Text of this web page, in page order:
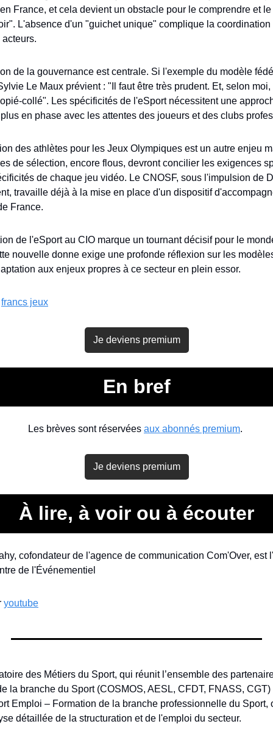
France, et cela devient un obstacle pour le comprendre et le
L'absence d'un "guichet unique" complique la coordination
de la gouvernance est centrale. Si l'exemple du modèle
Le Maux prévient : "Il faut être très prudent. Et, selon moi,
collé". Les spécificités de l'eSport nécessitent une
en phase avec les attentes des joueurs et des clubs
des athlètes pour les Jeux Olympiques est un autre enjeu
de sélection, encore flous, devront concilier les exigences
de chaque jeu vidéo. Le CNOSF, sous l'impulsion de
travaille déjà à la mise en place d'un dispositif
France.
de l'eSport au CIO marque un tournant décisif pour le
nouvelle donne exige une profonde réflexion sur les
aux enjeux propres à ce secteur en plein essor.
francs jeux
Je deviens premium
En bref
Les brèves sont réservées aux abonnés premium.
Je deviens premium
À lire, à voir ou à écouter
cofondateur de l'agence de communication Com'Over, est
de l'Événementiel
youtube
des Métiers du Sport, qui réunit l’ensemble des
la branche du Sport (COSMOS, AESL, CFDT, FNASS,
Emploi – Formation de la branche professionnelle du Sport,
détaillée de la structuration et de l'emploi du secteur.